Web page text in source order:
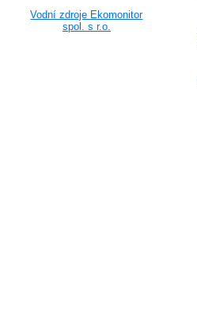
Vodní zdroje Ekomonitor
spol. s r.o.